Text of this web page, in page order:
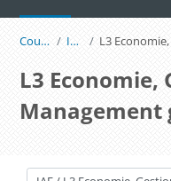
Cours IAE
L3 Economie,
Management